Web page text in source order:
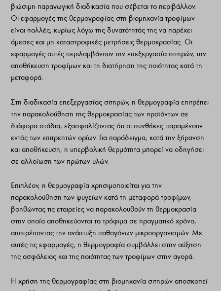
βιώσιμη παραγωγική διαδικασία που σέβεται το περιβάλλον.
Οι εφαρμογές της θερμογραφίας στη βιομηχανία τροφίμων
είναι πολλές, κυρίως λόγω της δυνατότητάς της να παρέχει
άμεσες και μη καταστροφικές μετρήσεις θερμοκρασίας. Οι
εφαρμογές αυτές περιλαμβάνουν την επεξεργασία σιτηρών, την
αποθήκευση τροφίμων και τη διατήρηση της ποιότητας κατά τη
μεταφορά.
Στη διαδικασία επεξεργασίας σιτηρών, η θερμογραφία επιτρέπει
την παρακολούθηση της θερμοκρασίας των προϊόντων σε
διάφορα στάδια, εξασφαλίζοντας ότι οι συνθήκες παραμένουν
εντός των επιτρεπτών ορίων. Για παράδειγμα, κατά την ξήρανση
και αποθήκευση, η υπερβολική θερμότητα μπορεί να οδηγήσει
σε αλλοίωση των πρώτων υλών.
Επιπλέον, η θερμογραφία χρησιμοποιείται για την
παρακολούθηση των ψυγείων κατά τη μεταφορά τροφίμων,
βοηθώντας τις εταιρείες να παρακολουθούν τη θερμοκρασία
στην οποία αποθηκεύονται τα τρόφιμα σε πραγματικό χρόνο,
αποτρέποντας την ανάπτυξη παθογόνων μικροοργανισμών. Με
αυτές τις εφαρμογές, η θερμογραφία συμβάλλει στην αύξηση
της ασφάλειας και της ποιότητας των τροφίμων στην αγορά.
Η χρήση της θερμογραφίας στη βιομηχανία σιτηρών αποσκοπεί